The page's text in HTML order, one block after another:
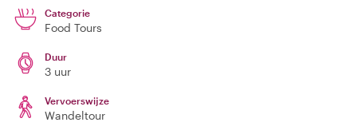
Categorie
Food Tours
Duur
3 uur
Vervoerswijze
Wandeltour